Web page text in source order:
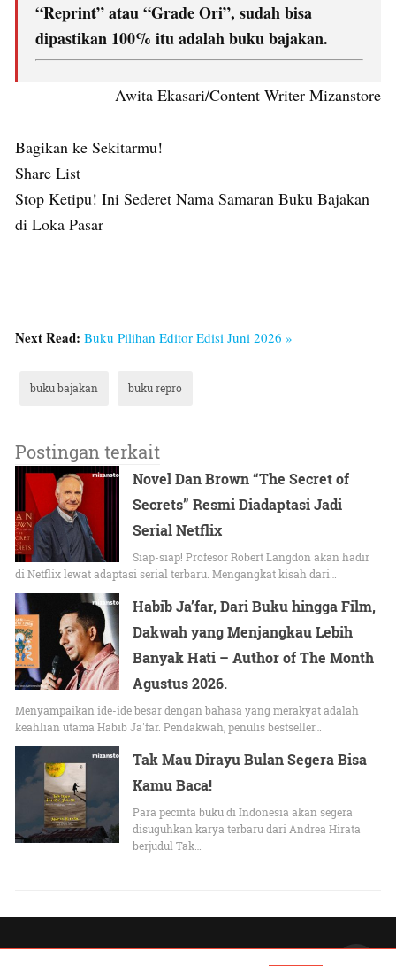
“Reprint” atau “Grade Ori”, sudah bisa
dipastikan 100% itu adalah buku bajakan.
Awita Ekasari/Content Writer Mizanstore
Bagikan ke Sekitarmu!
Share List
Stop Ketipu! Ini Sederet Nama Samaran Buku Bajakan
di Loka Pasar
Next Read: Buku Pilihan Editor Edisi Juni 2026 »
buku bajakan buku repro
Postingan terkait
Novel Dan Brown “The Secret of
Secrets” Resmi Diadaptasi Jadi
Serial Netflix
Siap-siap! Profesor Robert Langdon akan hadir
di Netflix lewat adaptasi serial terbaru. Mengangkat kisah dari…
Habib Ja’far, Dari Buku hingga Film,
Dakwah yang Menjangkau Lebih
Banyak Hati – Author of The Month
Agustus 2026.
Menyampaikan ide-ide besar dengan bahasa yang merakyat adalah
keahlian utama Habib Ja'far. Pendakwah, penulis bestseller…
Tak Mau Dirayu Bulan Segera Bisa
Kamu Baca!
Para pecinta buku di Indonesia akan segera
disuguhkan karya terbaru dari Andrea Hirata
berjudul Tak…